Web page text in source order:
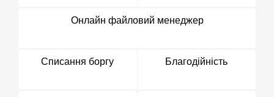
Онлайн файловий менеджер
Списання боргу Благодійність